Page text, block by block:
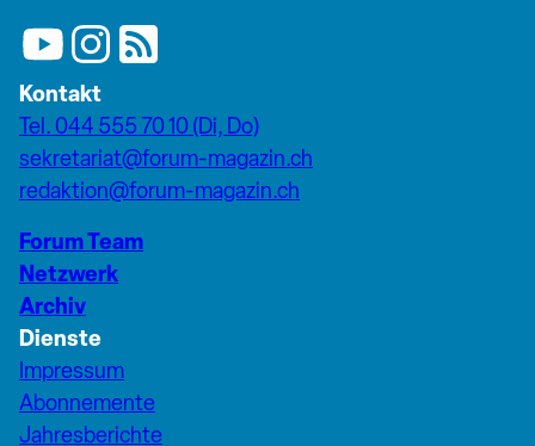
Kontakt
Tel. 044 555 70 10 (Di, Do)
sekretariat@forum-magazin.ch
redaktion@forum-magazin.ch
Forum Team
Netzwerk
Archiv
Dienste
Impressum
Abonnemente
Jahresberichte